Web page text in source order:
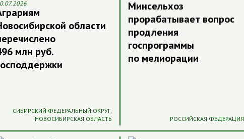
области
млн руб.
СИБИРСКИЙ ФЕДЕРАЛЬНЫЙ ОКРУГ,
НОВОСИБИРСКАЯ ОБЛАСТЬ
Минсельхоз
прорабатывает вопрос
продления
госпрограммы
по мелиорации
РОССИЙСКАЯ ФЕДЕРАЦИЯ